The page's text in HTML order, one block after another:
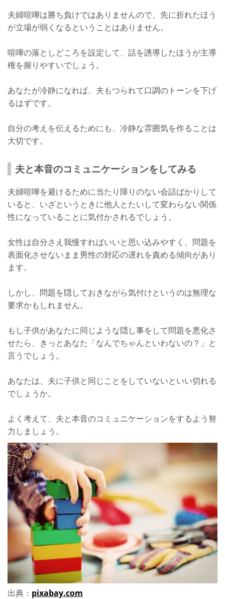
夫婦喧嘩は勝ち負けではありませんので、先に折れたほう
が立場が弱くなるということはありません。
喧嘩の落としどころを設定して、話を誘導したほうが主導
権を握りやすいでしょう。
あなたが冷静になれば、夫もつられて口調のトーンを下げ
るはずです。
自分の考えを伝えるためにも、冷静な雰囲気を作ることは
大切です。
夫と本音のコミュニケーションをしてみる
夫婦喧嘩を避けるために当たり障りのない会話ばかりして
いると、いざというときに他人とたいして変わらない関係
性になっていることに気付かされるでしょう。
女性は自分さえ我慢すればいいと思い込みやすく、問題を
表面化させないまま男性の対応の遅れを責める傾向があり
ます。
しかし、問題を隠しておきながら気付けというのは無理な
要求かもしれません。
もし子供があなたに同じような隠し事をして問題を悪化さ
せたら、きっとあなた「なんでちゃんといわないの？」と
言うでしょう。
あなたは、夫に子供と同じことをしていないといい切れる
でしょうか。
よく考えて、夫と本音のコミュニケーションをするよう努
力しましょう。
出典： pixabay.com